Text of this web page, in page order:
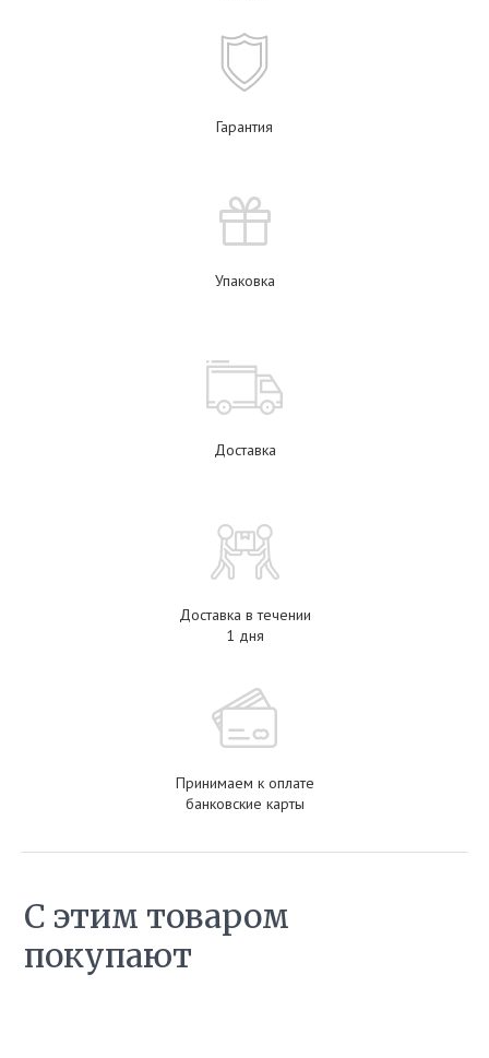
Гарантия
Упаковка
Доставка
Доставка в течении
1 дня
Принимаем к оплате
банковские карты
С этим товаром
покупают